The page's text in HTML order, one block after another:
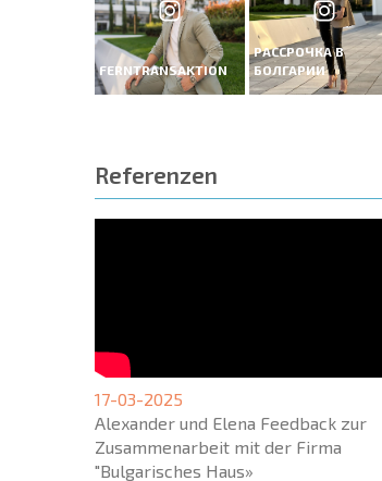
FERNTRANSAKTION
РАССРОЧКА В
БОЛГАРИИ
Referenzen
17-03-2025
Alexander und Elena Feedback zur
Zusammenarbeit mit der Firma
"Bulgarisches Haus»